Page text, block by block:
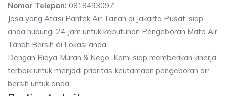
Nomor Telepon: 0818493097
Jasa yang Atasi Pantek Air Tanah di Jakarta Pusat, siap
anda hubungi 24 Jam untuk kebutuhan Pengeboran Mata Air
Tanah Bersih di Lokasi anda.
Dengan Biaya Murah & Nego, Kami siap memberikan kinerja
terbaik untuk menjadi prioritas keutamaan pengeboran air
bersih untuk anda.